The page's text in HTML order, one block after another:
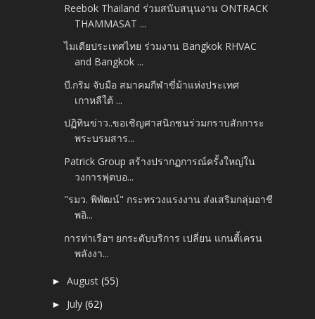
Reebok Thailand ร่วมสนับสนุนงาน ONTRACK
THAMMASAT ...
ไมเดียประเทศไทย ร่วมงาน Bangkok RHVAC
and Bangkok ...
บี.กริม จับมือ สมาคมกีฬาขี่ม้าแห่งประเทศ
เกาหลีใต้ ...
ปฏิทินข่าว..ขอเชิญศาสนิกชนร่วมกราบสักการะ
พระบรมสาร...
Patrick Group สร้างปรากฏการณ์ครั้งใหญ่ใน
วงการฟุตบอ...
"รมว. พิพัฒน์" กระทรวงแรงงาน ส่งเสริมกลุ่มอาชี
พอิ...
การท่าเรือฯ ยกระดับบริการ เปลี่ยน แกนตี้เครน
พลังงา...
►August(55)
► July(62)